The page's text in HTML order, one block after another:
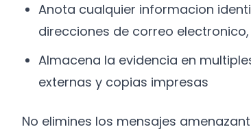
Anota cualquier informacion
direcciones de correo
Almacena la evidencia en
externas y copias impresas
No elimines los mensajes